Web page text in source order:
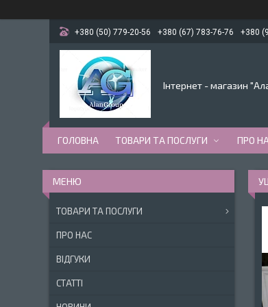
+380 (50) 779-20-56 +380 (67) 783-76-76 +380
Інтернет - магазин
ГОЛОВНА ТОВАРИ ТА ПОСЛУГИ ПРО
ТОВАРИ ТА ПОСЛУГИ
ПРО НАС
ВІДГУКИ
СТАТТІ